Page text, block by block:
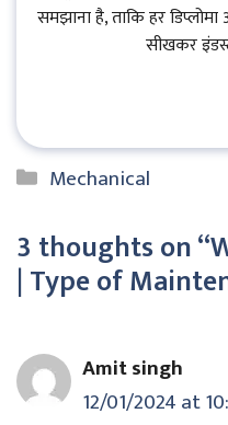
समझाना है, ताकि हर
सीखकर
Categories
Mechanical
3 thoughts on
| Type of
Amit singh
12/01/2024 at